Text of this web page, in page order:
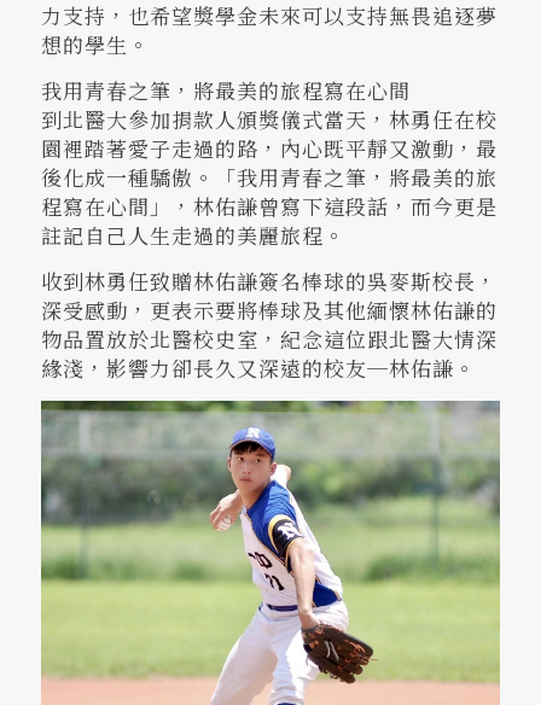
力支持，也希望獎學金未來可以支持無畏追逐夢
想的學生。
我用青春之筆，將最美的旅程寫在心間
到北醫大參加捐款人頒獎儀式當天，林勇任在校
園裡踏著愛子走過的路，內心既平靜又激動，最
後化成一種驕傲。「我用青春之筆，將最美的旅
程寫在心間」，林佑謙曾寫下這段話，而今更是
註記自己人生走過的美麗旅程。
收到林勇任致贈林佑謙簽名棒球的吳麥斯校長，
深受感動，更表示要將棒球及其他緬懷林佑謙的
物品置放於北醫校史室，紀念這位跟北醫大情深
緣淺，影響力卻長久又深遠的校友─​​​​林佑謙。